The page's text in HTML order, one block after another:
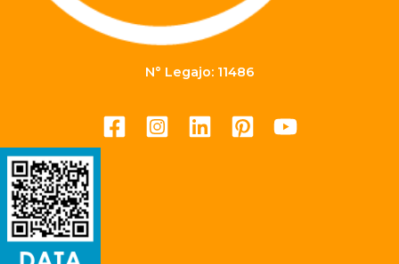
N° Legajo: 11486